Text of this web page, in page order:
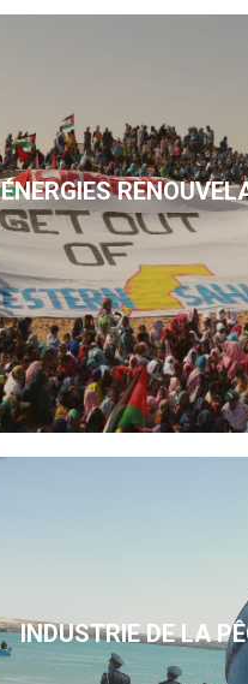
ÉNERGIES
INDUSTRIE DE LA